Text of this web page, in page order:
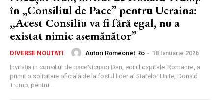
în „Consiliul de Pace” pentru Ucraina:
„Acest Consiliu va fi fără egal, nu a
existat nimic asemănător”
DIVERSE NOUTATI Autori Romeonet.ro - 18 Ianuarie 2026
Invitația în consiliul de paceNicușor Dan, edilul capitalei României, a
primit o solicitare oficială de la fostul lider al Statelor Unite, Donald
Trump, pentru...